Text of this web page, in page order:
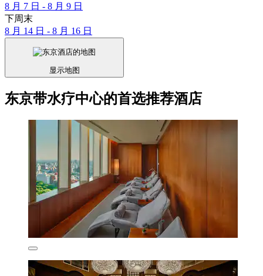
8 月 7 日 - 8 月 9 日
下周末
8 月 14 日 - 8 月 16 日
显示地图
东京带水疗中心的首选推荐酒店